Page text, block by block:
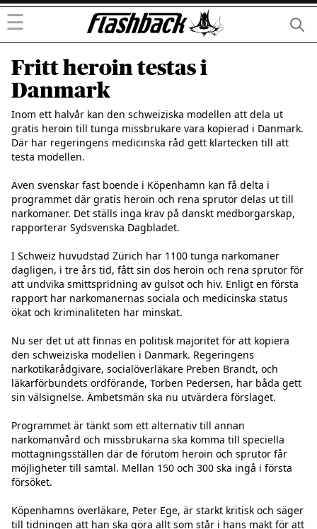
☰
Fritt heroin testas i
Danmark
Inom ett halvår kan den schweiziska modellen att dela ut
gratis heroin till tunga missbrukare vara kopierad i Danmark.
Där har regeringens medicinska råd gett klartecken till att
testa modellen.
Även svenskar fast boende i Köpenhamn kan få delta i
programmet där gratis heroin och rena sprutor delas ut till
narkomaner. Det ställs inga krav på danskt medborgarskap,
rapporterar Sydsvenska Dagbladet.
I Schweiz huvudstad Zürich har 1100 tunga narkomaner
dagligen, i tre års tid, fått sin dos heroin och rena sprutor för
att undvika smittspridning av gulsot och hiv. Enligt en första
rapport har narkomanernas sociala och medicinska status
ökat och kriminaliteten har minskat.
Nu ser det ut att finnas en politisk majoritet för att kopiera
den schweiziska modellen i Danmark. Regeringens
narkotikarådgivare, socialöverläkare Preben Brandt, och
läkarförbundets ordförande, Torben Pedersen, har båda gett
sin välsignelse. Ämbetsmän ska nu utvärdera förslaget.
Programmet är tänkt som ett alternativ till annan
narkomanvård och missbrukarna ska komma till speciella
mottagningsställen där de förutom heroin och sprutor får
möjligheter till samtal. Mellan 150 och 300 ska ingå i första
försöket.
Köpenhamns överläkare, Peter Ege, är starkt kritisk och säger
till tidningen att han ska göra allt som står i hans makt för att